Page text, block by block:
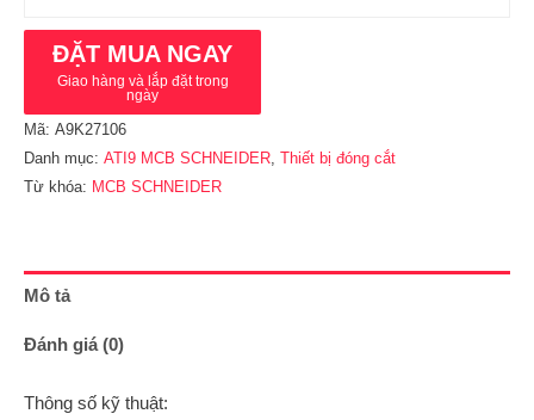
ĐẶT MUA NGAY
Giao hàng và lắp đặt trong
ngày
Mã: A9K27106
Danh mục: ATI9 MCB SCHNEIDER Thiết bị đóng cắt
Từ khóa: MCB SCHNEIDER
Mô tả
Đánh giá (0)
Thông số kỹ thuật: